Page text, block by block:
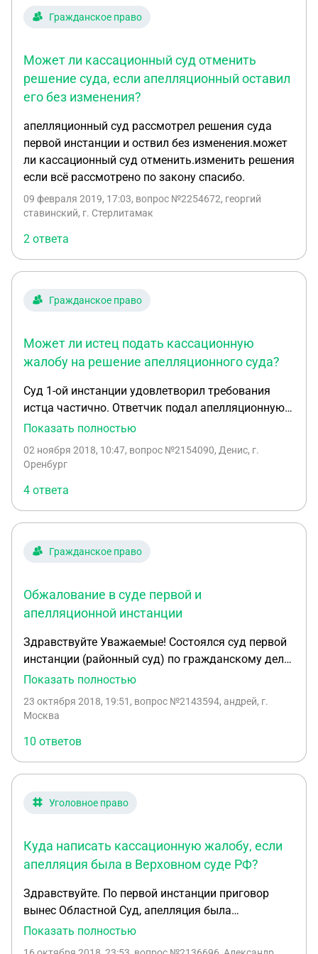
юрисдикции, у меня в жалобе идет ссылка на
заключений суд не заверяет. Как поступают в
таких случаях? кассационный суд сам запросит
секретаря — не заходят на гербовые печати. Если
росписи судьи и секретаря не заходят на
заверенными должным образом? Чтобы копия
судебного акта считалась должным образом
заверенной — роспись судьи и секретаря
гербовую печать? Это является поводом для
возвращения кассационной жалобы назад — без
рассмотрения по существу?
https://d.radikal.ru/d20/1910/19/ae6296092d19.jpg
https://d.radikal.ru/d08/1910/a1/83904fdf46c8.jpg
Гражданское право
Может ли кассационный суд отменить
решение суда, если апелляционный оставил
его без изменения?
апелляционный суд рассмотрел решения суда
первой инстанции и оствил без изменения.может
ли кассационный суд отменить.изменить решения
если всё рассмотрено по закону спасибо.
09 февраля 2019, 17:03, вопрос №2254672, георгий
ставинский, г. Стерлитамак
2 ответа
Гражданское право
Может ли истец подать кассационную
жалобу на решение апелляционного суда?
Суд 1-ой инстанции удовлетворил требования
истца частично. Ответчик подал апелляционную
жалобу и апелляционный суд частично изменил
Может ли истец подать касационную жалобу на
Показать полностью
02 ноября 2018, 10:47, вопрос №2154090, Денис, г.
Оренбург
4 ответа
Гражданское право
Обжалование в суде первой и
апелляционной инстанции
Здравствуйте Уважаемые! Состоялся суд первой
инстанции (районный суд) по гражданскому делу,
где было принято решение, как я считаю
для меня удивительно, апелляционный суд
удовлетворения. Собираюсь подать
кассационную жалобу. Какое решение или
определение обжаловать, суд первой (решение) и
апелляционной инстанции, или только
апелляционное определение?
Показать полностью
23 октября 2018, 19:51 , вопрос №2143594, андрей, г.
Москва
10 ответов
Уголовное право
Куда написать кассационную жалобу, если
апелляция была в Верховном суде РФ?
Здравствуйте. По первой инстанции приговор
вынес Областной Суд, апелляция была
рассмотрена Судебной коллегией по уголовным
Показать полностью